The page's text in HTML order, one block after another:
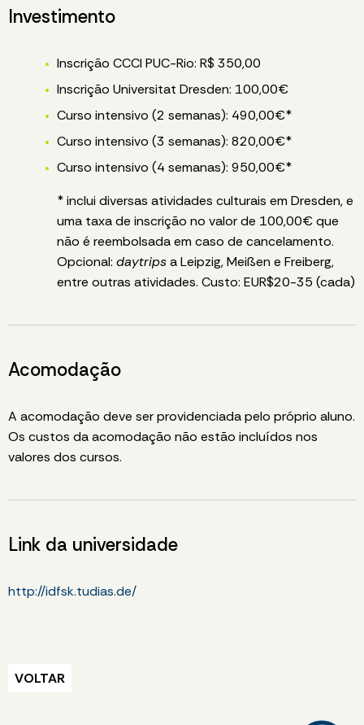
Investimento
Inscrição CCCI PUC-Rio: R$ 350,00
Inscrição Universitat Dresden: 100,00€
Curso intensivo (2 semanas): 490,00€*
Curso intensivo (3 semanas): 820,00€*
Curso intensivo (4 semanas): 950,00€*
* inclui diversas atividades culturais em Dresden, e
uma taxa de inscrição no valor de 100,00€ que
não é reembolsada em caso de cancelamento.
Opcional: daytripsa Leipzig, Meißen e Freiberg,
entre outras atividades. Custo: EUR$20-35 (cada)
Acomodação
A acomodação deve ser providenciada pelo próprio aluno.
Os custos da acomodação não estão incluídos nos
valores dos cursos.
Link da universidade
http://idfsk.tudias.de/
VOLTAR